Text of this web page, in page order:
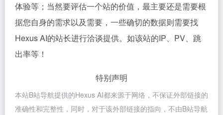
体验等；当然要评估一个站的价值，最主要还是需要根
据您自身的需求以及需要，一些确切的数据则需要找
Hexus AI的站长进行洽谈提供。如该站的IP、PV、跳
出率等！
特别声明
本站B站导航提供的Hexus AI都来源于网络，不保证外部链接的
准确性和完整性，同时，对于该外部链接的指向，不由B站导航